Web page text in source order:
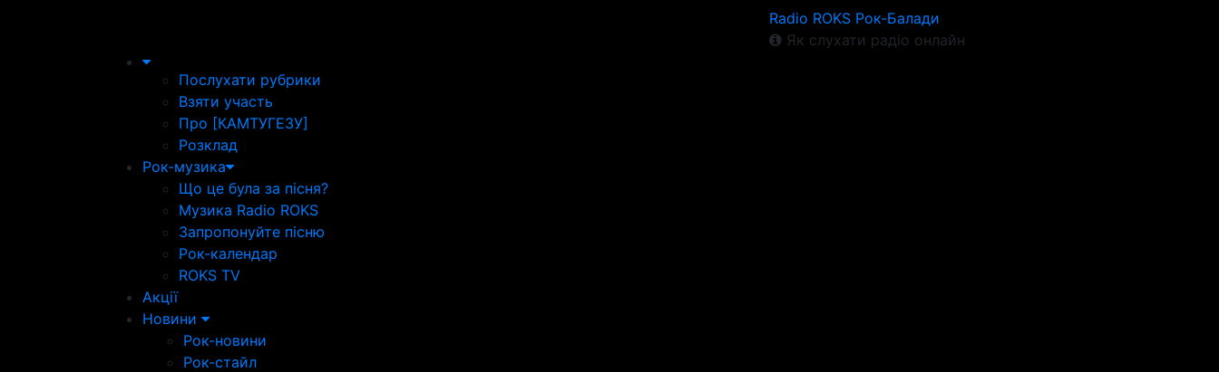
Radio ROKS Рок-Балади
Як слухати радіо онлайн
Послухати рубрики
Взяти участь
Про [КАМТУГЕЗУ]
Розклад
Рок-музика
Що це була за пісня?
Музика Radio ROKS
Запропонуйте пісню
Рок-календар
ROKS TV
Акції
Новини
Рок-новини
Рок-стайл